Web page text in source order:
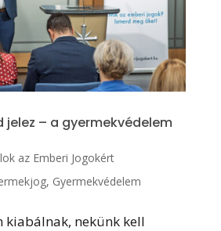
jelez – a gyermekvédelem
az Emberi Jogokért
, Gyermekvédelem
kiabálnak, nekünk kell